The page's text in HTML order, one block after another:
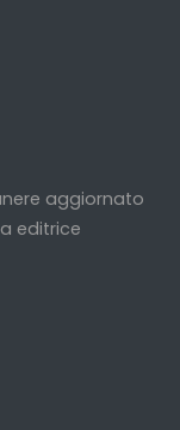
aggiornato
editrice